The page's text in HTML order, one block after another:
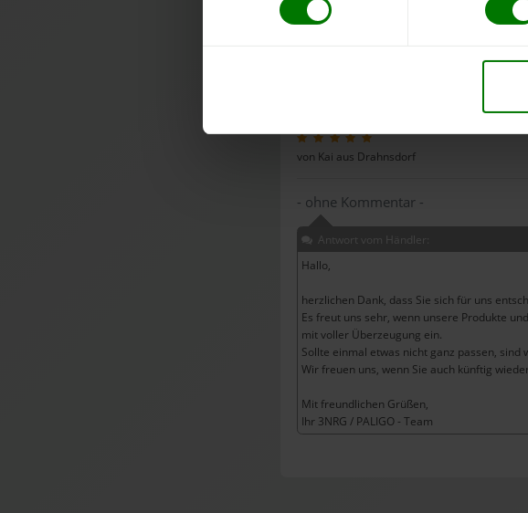
von Kai aus Drahnsdorf
- ohne Kommentar -
Antwort vom Händler:
Hallo,
herzlichen Dank, dass Sie sich für uns
Es freut uns sehr, wenn unsere Produkte
mit voller Überzeugung ein.
Sollte einmal etwas nicht ganz passen, sind
Wir freuen uns, wenn Sie auch künftig
Mit freundlichen Grüßen,
Ihr 3NRG / PALIGO - Team